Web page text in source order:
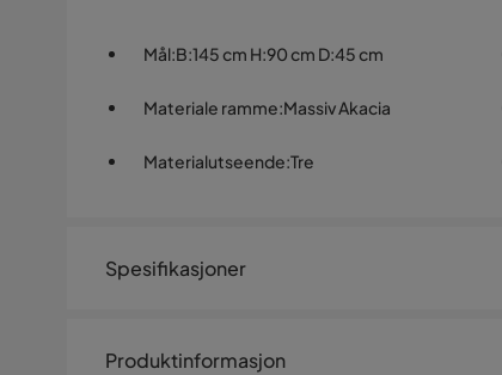
Mål:B:145 cm H:90 cm D:45 cm
Materiale ramme:Massiv Akacia
Materialutseende:Tre
Spesifikasjoner
Størrelse
Produktinformasjon